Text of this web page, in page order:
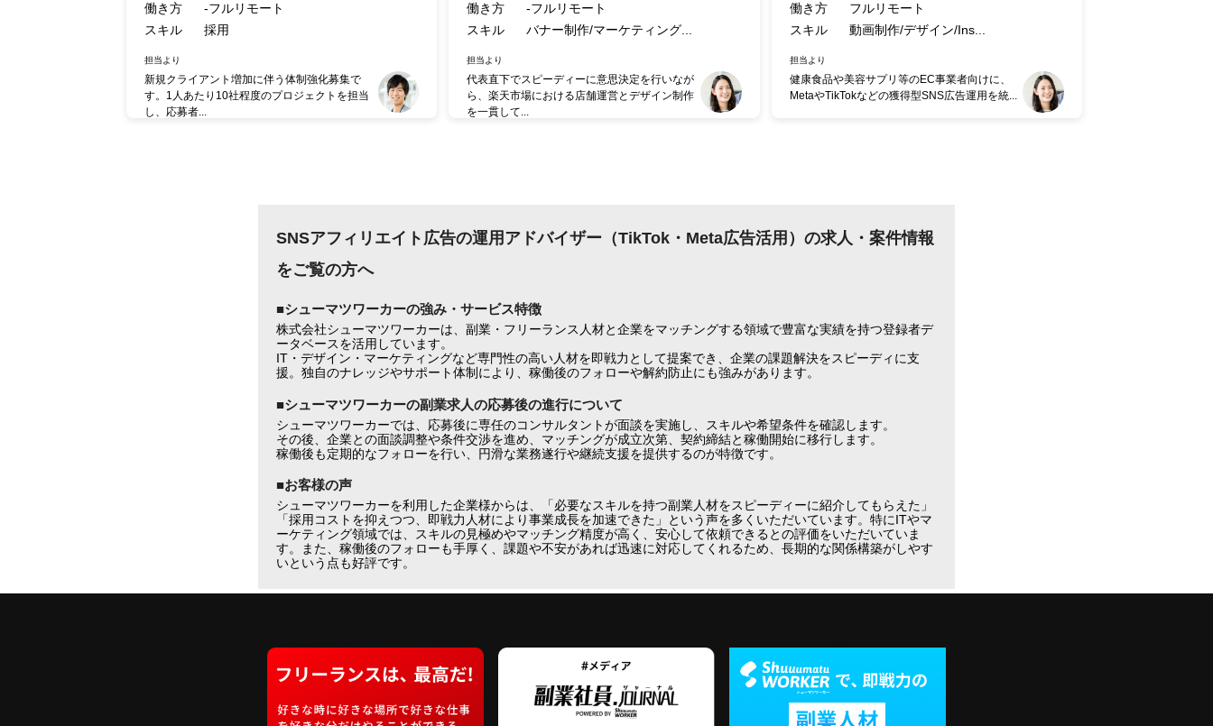
働き方
-フルリモート
スキル
採用
担当より
新規クライアント増加に伴う体制強化募集で
す。1人あたり10社程度のプロジェクトを担当
し、応募者...
働き方
-フルリモート
スキル
バナー制作/マーケティング...
担当より
代表直下でスピーディーに意思決定を行いなが
ら、楽天市場における店舗運営とデザイン制作
を一貫して...
働き方
フルリモート
スキル
動画制作/デザイン/Ins...
担当より
健康食品や美容サプリ等のEC事業者向けに、
MetaやTikTokなどの獲得型SNS広告運用を統...
SNSアフィリエイト広告の運用アドバイザー（TikTok・Meta広告活用）の求人・案件情報
をご覧の方へ
■シューマツワーカーの強み・サービス特徴
株式会社シューマツワーカーは、副業・フリーランス人材と企業をマッチングする領域で豊富な実績を持つ登録者デ
ータベースを活用しています。
IT・デザイン・マーケティングなど専門性の高い人材を即戦力として提案でき、企業の課題解決をスピーディに支
援。独自のナレッジやサポート体制により、稼働後のフォローや解約防止にも強みがあります。
■シューマツワーカーの副業求人の応募後の進行について
シューマツワーカーでは、応募後に専任のコンサルタントが面談を実施し、スキルや希望条件を確認します。
その後、企業との面談調整や条件交渉を進め、マッチングが成立次第、契約締結と稼働開始に移行します。
稼働後も定期的なフォローを行い、円滑な業務遂行や継続支援を提供するのが特徴です。
■お客様の声
シューマツワーカーを利用した企業様からは、「必要なスキルを持つ副業人材をスピーディーに紹介してもらえた」
「採用コストを抑えつつ、即戦力人材により事業成長を加速できた」という声を多くいただいています。特にITやマ
ーケティング領域では、スキルの見極めやマッチング精度が高く、安心して依頼できるとの評価をいただいていま
す。また、稼働後のフォローも手厚く、課題や不安があれば迅速に対応してくれるため、長期的な関係構築がしやす
いという点も好評です。